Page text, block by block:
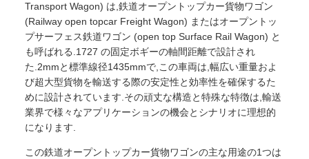
Transport Wagon) は,鉄道オープントップカー貨物ワゴン
(Railway open topcar Freight Wagon) またはオープントッ
プサーフェス鉄道ワゴン (open top Surface Rail Wagon) と
も呼ばれる.1727 の固定ボギーの軸間距離で設計され
た.2mmと標準線径1435mmで,この車両は,幅広い重量およ
び超大型貨物を輸送する際の安定性と効率性を確保するた
めに設計されています.その頑丈な構造と特殊な特徴は,輸送
業界で様々なアプリケーションの機会とシナリオに理想的
になります.
この鉄道オープントップカー貨物ワゴンの主な用途の1つは